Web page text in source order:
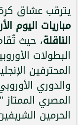
يترقب عشاق
الناقلة، حيث
البطولات
المحترفين
والدوري
المصري
الحرمين